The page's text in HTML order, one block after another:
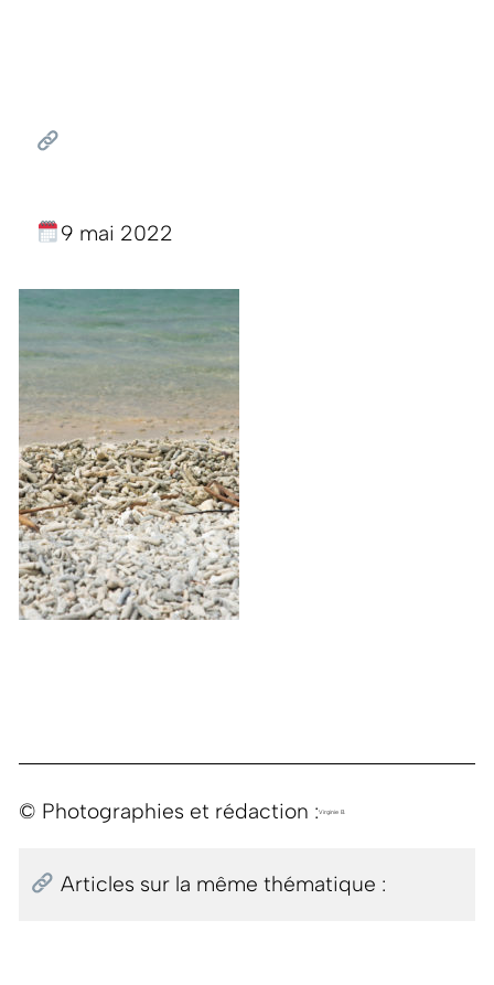
9 mai 2022
© Photographies et rédaction :Virginie B.
Articles sur la même thématique :